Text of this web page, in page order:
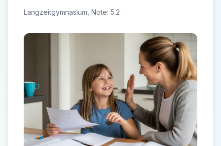
Langzeitgymnasium, Note: 5.2